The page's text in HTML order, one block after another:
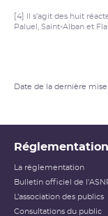
[4] Il s’agit des huit
Paluel, Saint-Alban et
Date de la dernière mise
Réglementation
La réglementation
Bulletin officiel de
L’association des publics
Consultations du public